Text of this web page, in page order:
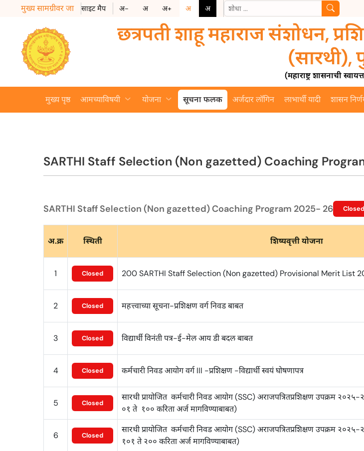
मुख्य सामग्रीवर जा साइट मैप अ- अ अ+ अ अ
छत्रपती शाहू महाराज संशोधन,
(सारथी),
(महाराष्ट्र शासनाची
मुख्य पृष्ठ आमच्याविषयी योजना सूचना फलक अर्जदार लॉगिन लाभार्थी यादी शासन
SARTHI Staff Selection (Non gazetted) Coaching
SARTHI Staff Selection (Non gazetted) Coaching Program 2025- 26 Closed
अ.क्र स्थिती शिष्यवृत्ती योजना
1 Closed 200 SARTHI Staff Selection (Non gazetted) Provisional Merit List
2 Closed महत्त्वाच्या सूचना-प्रशिक्षण वर्ग निवड बाबत
3 Closed विद्यार्थी विनंती पत्र-ई-मेल आय डी बदल बाबत
4 Closed कर्मचारी निवड आयोग वर्ग III -प्रशिक्षण -विद्यार्थी स्वयं घोषणापत्र
5 Closed
सारथी प्रायोजित कर्मचारी निवड आयोग (SSC) अराजपत्रितप्रशिक्षण उपक्रम
०१ ते १०० करिता अर्ज मागविण्याबाबत)
6 Closed
सारथी प्रायोजित कर्मचारी निवड आयोग (SSC) अराजपत्रितप्रशिक्षण उपक्रम
१०१ ते २०० करिता अर्ज मागविण्याबाबत)